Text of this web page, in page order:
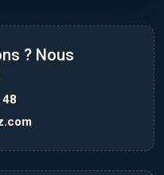
? Nous